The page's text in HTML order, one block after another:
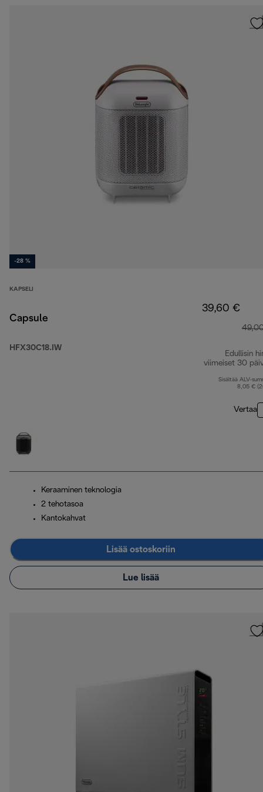
-28 %
KAPSELI
Capsule
HFX30C18.IW
39,60 €
Edullisin
viimeiset 30
Sisältää ALV-
8,05 €
Vertaa
Keraaminen teknologia
2 tehotasoa
Kantokahvat
Lisää ostoskoriin
Lue lisää